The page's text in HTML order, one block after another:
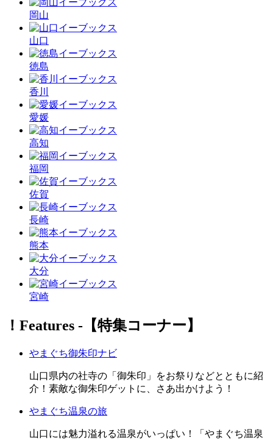
岡山
山口
徳島
香川
愛媛
高知
福岡
佐賀
長崎
熊本
大分
宮崎
！Features ‐【特集コーナー】
やまぐち御朱印ナビ
山口県内の社寺の「御朱印」をお祭りなどとともに紹
介！素敵な御朱印ゲットに、さあ出かけよう！
やまぐち温泉の旅
山口には魅力溢れる温泉がいっぱい！「やまぐち温泉